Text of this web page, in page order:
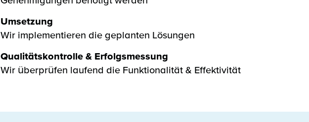
Umsetzung
Wir implementieren die geplanten Lösungen
Qualitätskontrolle & Erfolgsmessung
Wir überprüfen laufend die Funktionalität & Effektivität